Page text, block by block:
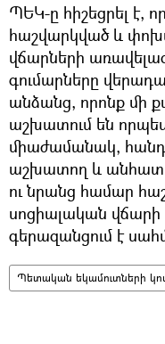
ՊԵԿ-ը հիշեցրել է,
հաշվարկված և
վճարների
գումարները
անձանց, որոնք մի
աշխատում են
միաժամանակ,
աշխատող և անհատ
ու նրանց համար
սոցիալական վճարի
գերազանցում է
Պետական եկամուտների